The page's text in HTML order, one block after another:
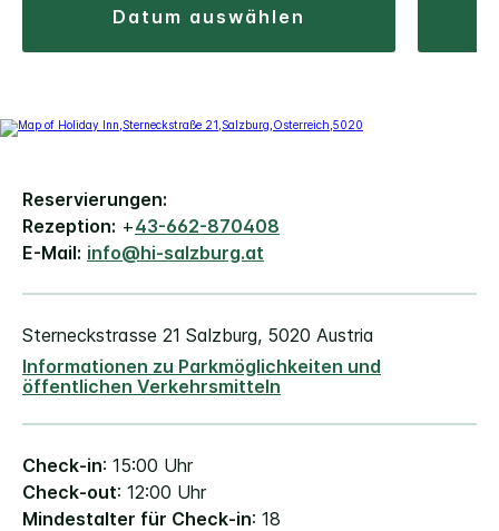
datum auswählen
Reservierungen:
Rezeption: +43-662-870408
E-Mail: info@hi-salzburg.at
Sterneckstrasse 21 Salzburg, 5020 Austria
Informationen zu Parkmöglichkeiten und
öffentlichen Verkehrsmitteln
Check-in: 15:00 Uhr
Check-out: 12:00 Uhr
Mindestalter für Check-in: 18